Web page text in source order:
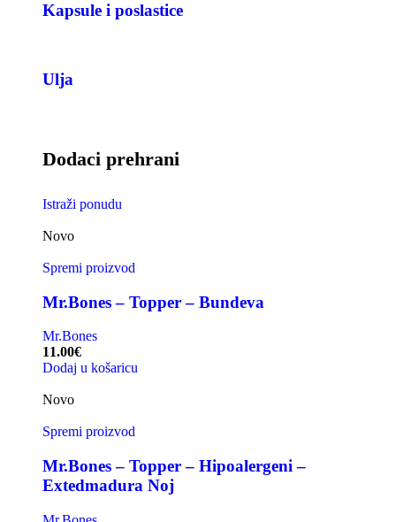
Kapsule i poslastice
Ulja
Dodaci prehrani
Istraži ponudu
Novo
Spremi proizvod
Mr.Bones – Topper – Bundeva
Mr.Bones
11.00€
Dodaj u košaricu
Novo
Spremi proizvod
Mr.Bones – Topper – Hipoalergeni –
Extedmadura Noj